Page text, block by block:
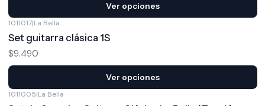
Ver opciones
1011017|La Bella
Set guitarra clásica 1S
$9.490
Ver opciones
1011005|La Bella